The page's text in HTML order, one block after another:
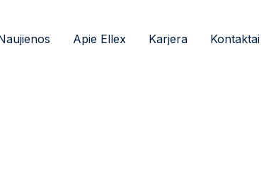
Apie Ellex Karjera Kontaktai